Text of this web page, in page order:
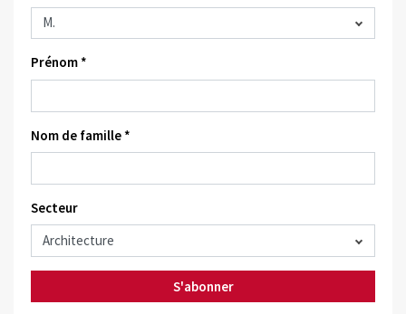
Prénom *
Nom de famille *
Secteur
S'abonner